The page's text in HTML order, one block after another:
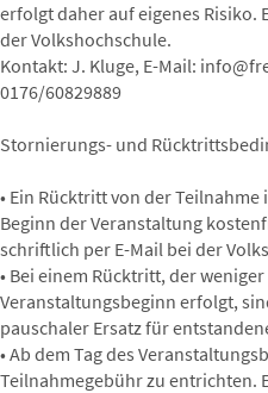
erfolgt daher auf eigenes Risiko.
der Volkshochschule.
Kontakt: J. Kluge, E-Mail:
0176/60829889
Stornierungs- und
• Ein Rücktritt von der Teilnahme
Beginn der Veranstaltung
schriftlich per E-Mail bei der
• Bei einem Rücktritt, der weniger
Veranstaltungsbeginn erfolgt,
pauschaler Ersatz für
• Ab dem Tag des
Teilnahmegebühr zu entrichten.